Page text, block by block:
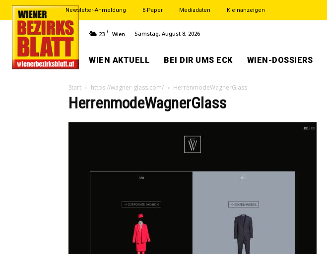
Newsletter-Anmeldung E-Paper Mediadaten Kleinanzeigen
23 C Wien Samstag, August 8, 2026
WIEN AKTUELL BEI DIR UMS ECK WIEN-DOSSIERS
Start https://wagner-glass.com/ HerrenmodeWagnerGlass
HerrenmodeWagnerGlass